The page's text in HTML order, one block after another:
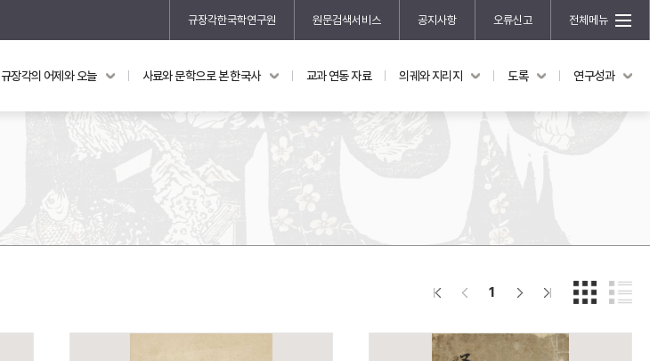
규장각한국학연구원 원문검색서비스 공지사항 오류신고 전체메뉴
의궤와 지리지 도록 연구성과
신진학자 초청 연구교류 사업
규장각-산기 연구비 지원 사업
기획연구
규장각의 어제와 오늘 사료와 문학으로 본 한국사 교과 연동 자료 의궤와 지리지 도록 연구성과
1